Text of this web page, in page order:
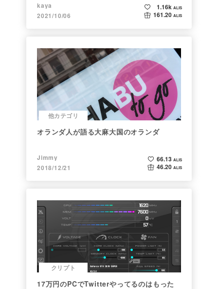
kaya
2021/10/06
1.16k ALIS
161.20 ALIS
他カテゴリ
オランダ人が語る大麻大国のオランダ
Jimmy
2018/12/21
66.13 ALIS
46.20 ALIS
クリプト
17万円のPCでTwitterやってるのはもった